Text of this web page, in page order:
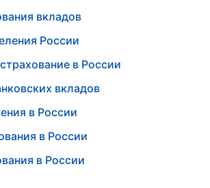
вкладов
России
в России
вкладов
в России
в России
в России